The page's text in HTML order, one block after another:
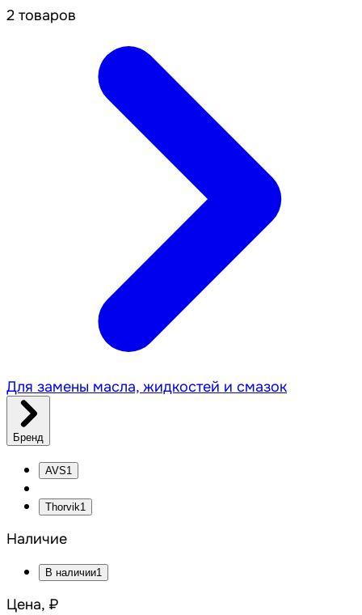
2 товаров
Для замены масла, жидкостей и смазок
Бренд
AVS1
Thorvik1
Наличие
В наличии1
Цена, ₽